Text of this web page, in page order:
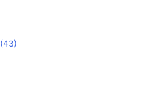
(43)